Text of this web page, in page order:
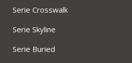
Serie Crosswalk
Serie Skyline
Serie Buried